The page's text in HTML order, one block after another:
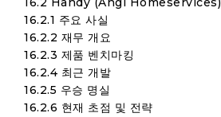
16.2.1 주요 사실
16.2.2 재무 개요
16.2.3 제품 벤치마킹
16.2.4 최근 개발
16.2.5 우승 명실
16.2.6 현재 초점 및 전략